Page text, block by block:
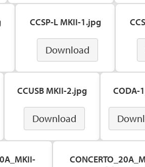
CCSP-L MKII-1.jpg
Download
CCUSB MKII-2.jpg
Download
CODA-